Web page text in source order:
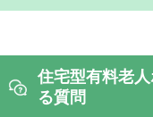
住宅型有料老
る質問